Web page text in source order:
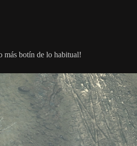
más botín de lo habitual!